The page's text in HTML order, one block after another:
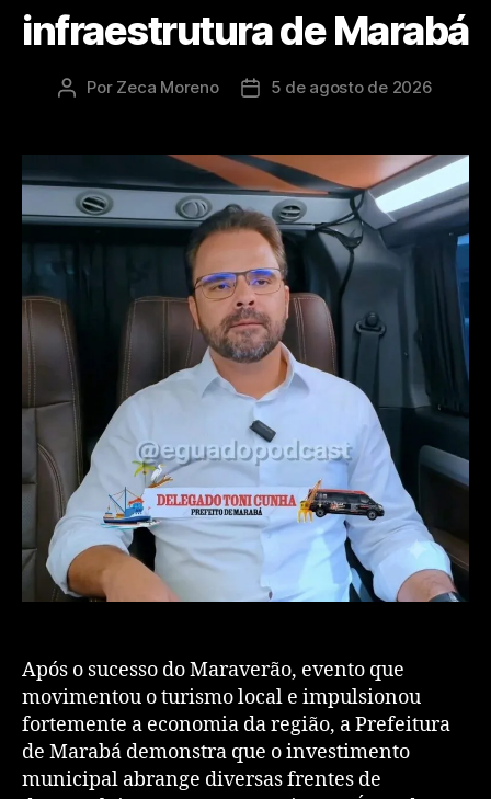
infraestrutura de Marabá
Por Zeca Moreno 5 de agosto de 2026
​Após o sucesso do Maraverão, evento que
movimentou o turismo local e impulsionou
fortemente a economia da região, a Prefeitura
de Marabá demonstra que o investimento
municipal abrange diversas frentes de